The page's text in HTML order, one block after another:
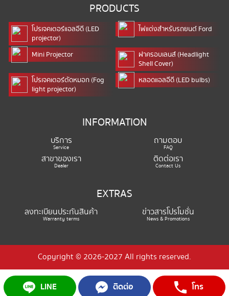
PRODUCTS
โปรเจคเตอร์แอลอีดี (LED
projector)
ไฟแต่งสำหรับรถยนต์ Ford
Mini Projector
ฝาครอบเลนส์ (Headlight
Shell Cover)
โปรเจคเตอร์ตัดหมอก (Fog
light projector)
หลอดแอลอีดี (LED bulbs)
INFORMATION
บริการ
Service
สาขาของเรา
Dealer
ถามตอบ
FAQ
ติดต่อเรา
Contact Us
EXTRAS
ลงทะเบียนประกันสินค้า
Warranty terms
ข่าวสารโปรโมชั่น
News & Promotions
Copyright © 2026-2027 All rights reserved.
LINE ติดต่อ โทร